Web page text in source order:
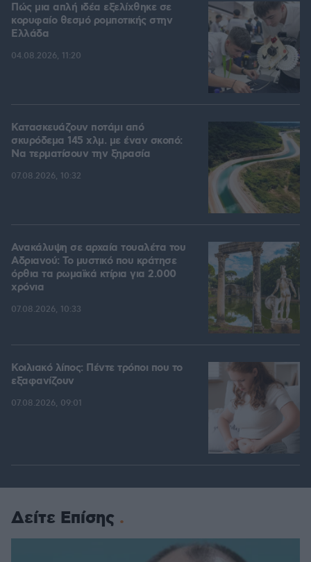
Πώς μια απλή ιδέα εξελίχθηκε σε
κορυφαίο θεσμό ρομποτικής στην
Ελλάδα
04.08.2026, 11:20
Κατασκευάζουν ποτάμι από
σκυρόδεμα 145 χλμ. με έναν σκοπό:
Να τερματίσουν την ξηρασία
07.08.2026, 10:32
Ανακάλυψη σε αρχαία τουαλέτα του
Αδριανού: Το μυστικό που κράτησε
όρθια τα ρωμαϊκά κτίρια για 2.000
χρόνια
07.08.2026, 10:33
Κοιλιακό λίπος: Πέντε τρόποι που το
εξαφανίζουν
07.08.2026, 09:01
Δείτε Επίσης